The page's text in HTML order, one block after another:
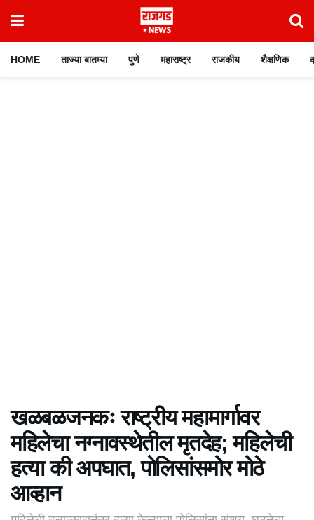
HOME ताज्या बातम्या पुणे महाराष्ट्र राजकीय शैक्षणिक
खळबळजनकः राष्ट्रीय महामार्गावर
महिलेचा नग्नावस्थेतील मृतदेह; महिलेची
हत्या की अपघात, पोलिसांसमोर मोठे
आव्हान